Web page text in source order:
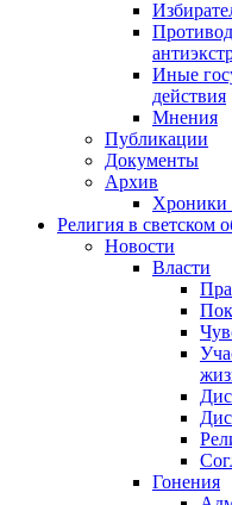
Иные
действия
Мнения
Публикации
Документы
Архив
Хроники
Религия в светском
Новости
Власти
Гонения